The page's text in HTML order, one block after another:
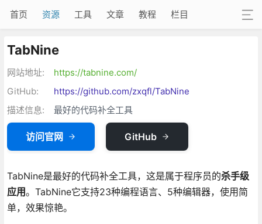
首页 资源 工具 文章 教程 栏目
TabNine
网站地址:
https://tabnine.com/
GitHub:
https://github.com/zxqfl/TabNine
描述信息:
最好的代码补全工具
访问官网 GitHub
TabNine是最好的代码补全工具，这是属于程序员的杀手级
应用。TabNine它支持23种编程语言、5种编辑器，使用简
单，效果惊艳。